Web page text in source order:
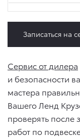
Записаться на
Сервис от дилера
и безопасности
мастера
Вашего Ленд
проверять
работ по